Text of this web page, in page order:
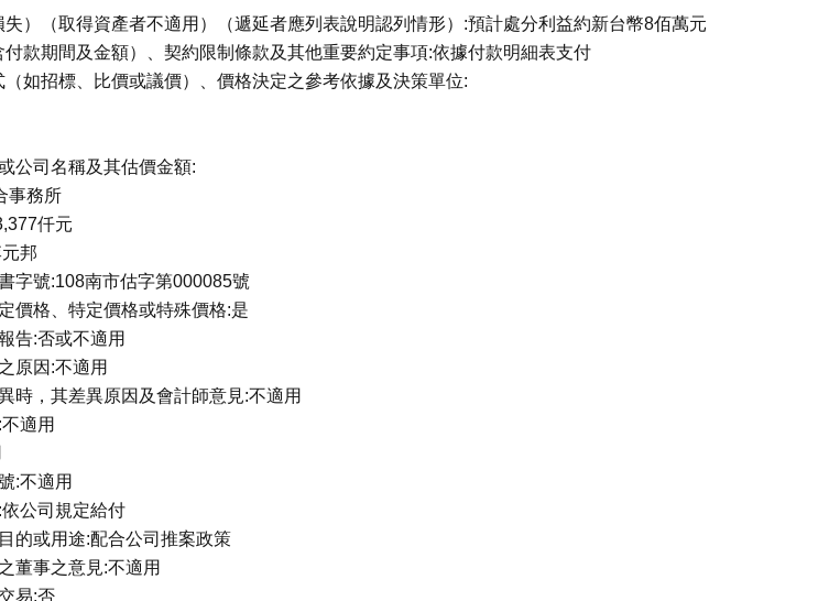
）（取得資產者不適用）（遞延者應列表說明認列情形）:預計處分利益約新台幣8佰萬元
款期間及金額）、契約限制條款及其他重要約定事項:依據付款明細表支付
如招標、比價或議價）、價格決定之參考依據及決策單位:
公司名稱及其估價金額:
事務所
仟元
邦
字號:108南市估字第000085號
價格、特定價格或特殊價格:是
告:否或不適用
原因:不適用
時，其差異原因及會計師意見:不適用
適用
:不適用
公司規定給付
的或用途:配合公司推案政策
董事之意見:不適用
易:否